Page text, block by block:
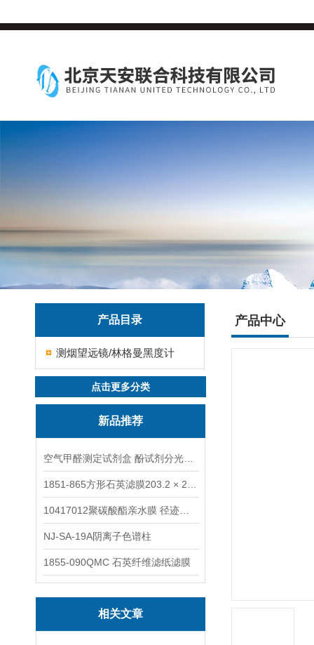
产品目录
测烟望远镜/林格曼黑度计
点击更多分类
新品推荐
NJ-SA-19A阴离子色谱柱
1855-090QMC 石英纤维滤纸滤膜
相关文章
产品中心